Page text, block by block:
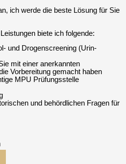
ich werde die beste Lösung für Sie
biete ich folgende:
und Drogenscreening (Urin-
mit einer anerkannten
Vorbereitung gemacht haben
MPU Prüfungsstelle
und behördlichen Fragen für